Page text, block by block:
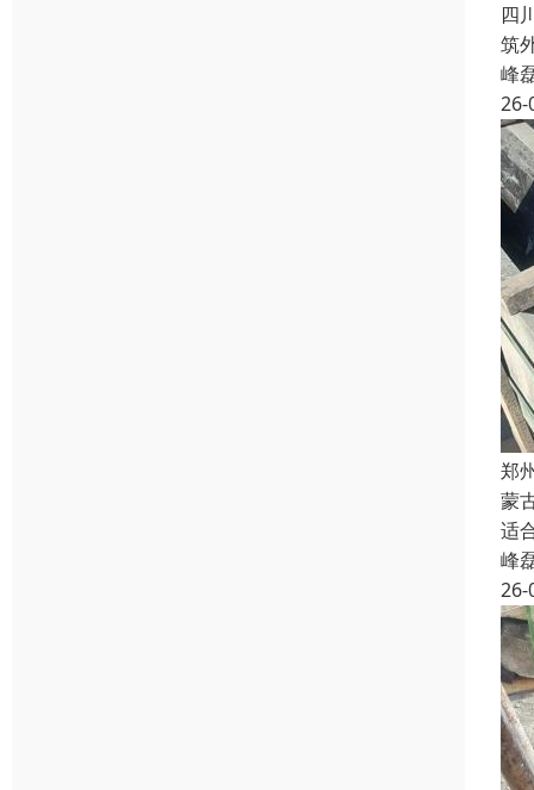
四
筑
峰
26-
郑
蒙
适
峰
26-